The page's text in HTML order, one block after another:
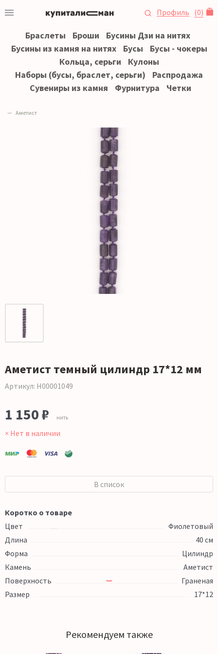
Профиль (0)
Браслеты Броши
Бусины Дзи на нитях
Бусины из камня на нитях
Бусы
Бусы - чокеры
Кольца, серьги
Кулоны
Наборы (бусы, браслет, серьги)
Распродажа
Сувениры из камня
Фурнитура Четки
Аметист
Аметист темный цилиндр 17*12 мм
Артикул: Н00001049
1 150 ₽ нить
× Нет в наличии
В список
Коротко о товаре
Цвет
Фиолетовый
Длина
40 см
Форма
Цилиндр
Камень
Аметист
Поверхность
Граненая
Размер
17*12
Рекомендуем также